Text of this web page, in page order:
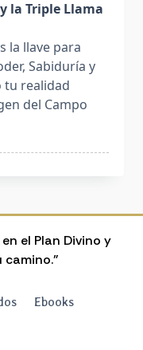
la Triple Llama
la llave para
Sabiduría y
tu realidad
del Campo
el Plan Divino y
camino."
Ebooks